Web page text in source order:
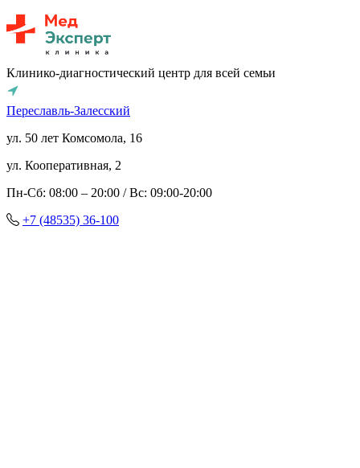
Клинико-диагностический центр для всей семьи
Переславль-Залесский
ул. 50 лет Комсомола, 16
ул. Кооперативная, 2
Пн-Сб: 08:00 – 20:00 / Вс: 09:00-20:00
+7 (48535) 36-100